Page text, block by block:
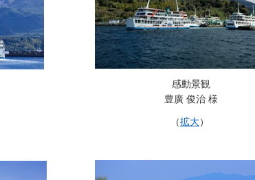
感動景観
豊廣 俊治 様
（拡大）